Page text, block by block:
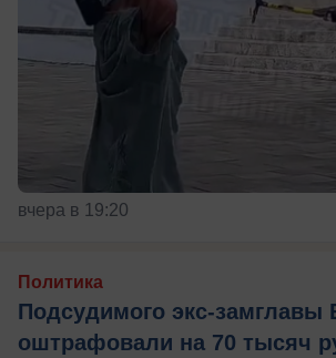
вчера в 19:20
Политика
Подсудимого экс-замглавы
оштрафовали на 70 тысяч